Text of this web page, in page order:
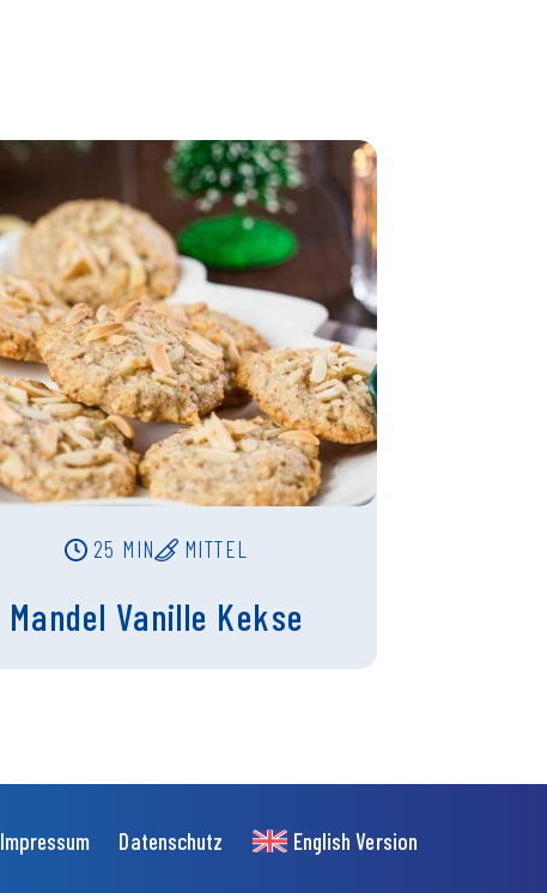
25 MIN MITTEL
Mandel Vanille Kekse
Impressum Datenschutz English Version